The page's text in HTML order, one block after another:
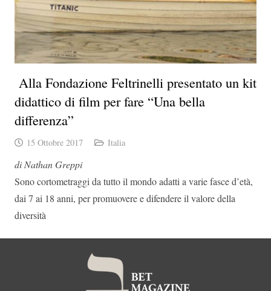
Alla Fondazione Feltrinelli presentato un kit
didattico di film per fare “Una bella
differenza”
15 Ottobre 2017 Italia
di Nathan Greppi
Sono cortometraggi da tutto il mondo adatti a varie fasce d’età,
dai 7 ai 18 anni, per promuovere e difendere il valore della
diversità